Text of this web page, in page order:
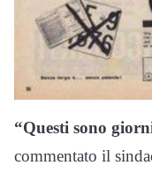
“Questi sono
commentato il